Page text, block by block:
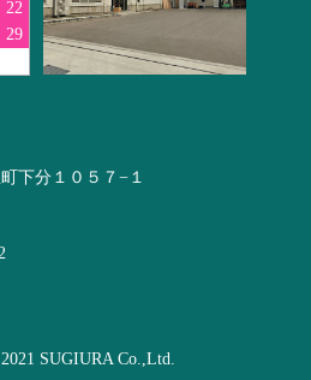
22
29
下分１０５７−１
SUGIURA Co.,Ltd.